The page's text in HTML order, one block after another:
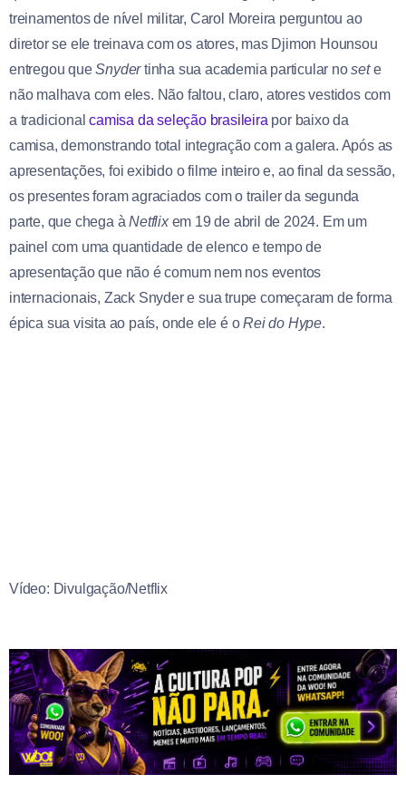
treinamentos de nível militar, Carol Moreira perguntou ao
diretor se ele treinava com os atores, mas Djimon Hounsou
entregou queSnydertinha sua academia particular nosete
não malhava com eles. Não faltou, claro, atores vestidos com
a tradicionalcamisa da seleção brasileira por baixo da
camisa, demonstrando total integração com a galera. Após as
apresentações, foi exibido o filme inteiro e, ao final da sessão,
os presentes foram agraciados com o trailer da segunda
parte, que chega àNetflixem 19 de abril de 2024. Em um
painel com uma quantidade de elenco e tempo de
apresentação que não é comum nem nos eventos
internacionais, Zack Snyder e sua trupe começaram de forma
épica sua visita ao país, onde ele é oRei do Hype.
Vídeo: Divulgação/Netflix